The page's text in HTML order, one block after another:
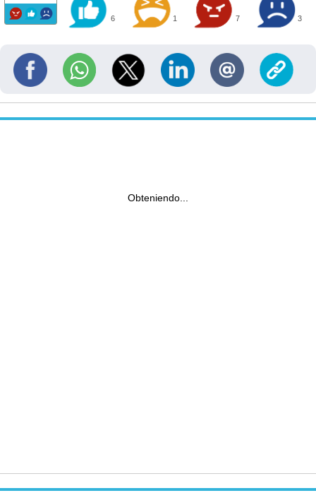
6 1 7 3
Obteniendo...